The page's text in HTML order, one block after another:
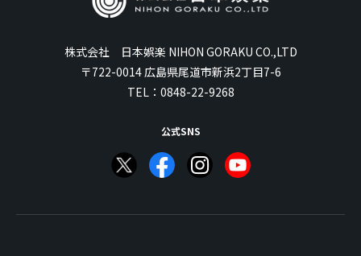
株式会社 日本娯楽 NIHON GORAKU CO.,LTD
〒722-0014 広島県尾道市新浜2丁目7-6
TEL： 0848-22-9268
公式SNS